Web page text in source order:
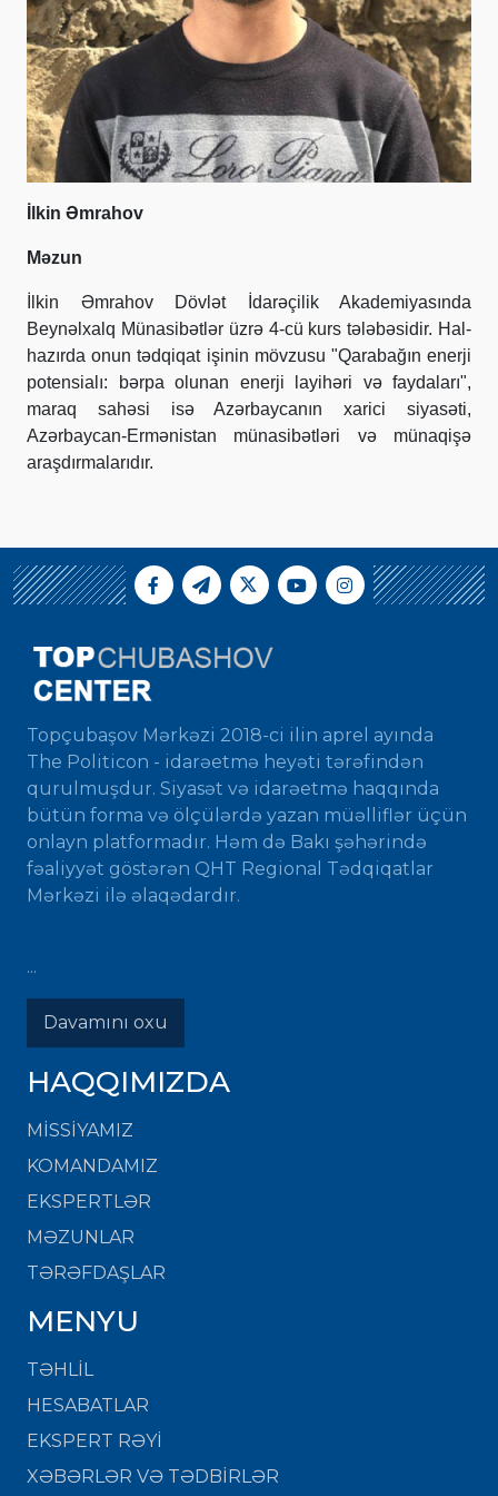
İlkin Əmrahov
Məzun
İlkin Əmrahov Dövlət İdarəçilik Akademiyasında
Beynəlxalq Münasibətlər üzrə 4-cü kurs tələbəsidir. Hal-
hazırda onun tədqiqat işinin mövzusu "Qarabağın enerji
potensialı: bərpa olunan enerji layihəri və faydaları",
maraq sahəsi isə Azərbaycanın xarici siyasəti,
Azərbaycan-Ermənistan münasibətləri və münaqişə
araşdırmalarıdır.
Topçubaşov Mərkəzi 2018-ci ilin aprel ayında
The Politicon - idarəetmə heyəti tərəfindən
qurulmuşdur. Siyasət və idarəetmə haqqında
bütün forma və ölçülərdə yazan müəlliflər üçün
onlayn platformadır. Həm də Bakı şəhərində
fəaliyyət göstərən QHT Regional Tədqiqatlar
Mərkəzi ilə əlaqədardır.
...
Davamını oxu
HAQQIMIZDA
MISSIYAMIZ
KOMANDAMIZ
EKSPERTLƏR
MƏZUNLAR
TƏRƏFDAŞLAR
MENYU
TƏHLİL
HESABATLAR
EKSPERT RƏYİ
XƏBƏRLƏR VƏ TƏDBİRLƏR